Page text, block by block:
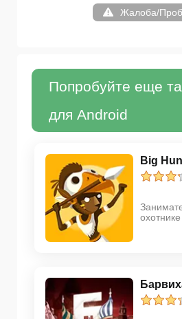
Жалоба/
Попробуйте еще
для Android
Big